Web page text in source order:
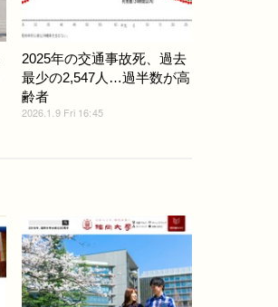
2025年の交通事故死、過去
最少の2,547人…過半数が高
齢者
2026.1.9 Fri 16:45